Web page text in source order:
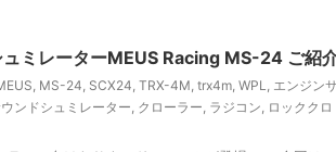
ュミレーターMEUS Racing MS-24 ご紹
MS-24 SCX24 TRX-4M trx4m WPL
エンジン
ンドシュミレーター クローラー ラジコン ロッククロ